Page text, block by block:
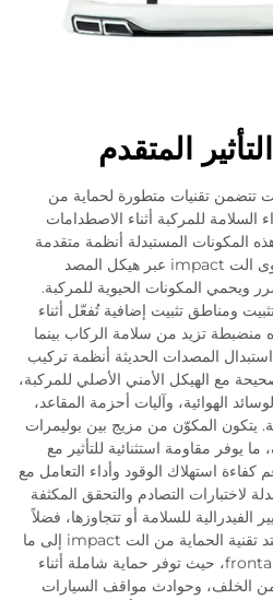
المتقدم
تتضمن تقنيات متطورة لحماية من
السلامة للمركبة أثناء الاصطدامات
المكونات المستبدلة أنظمة متقدمة
لامتصاص الطاقة، تقوم بتوزيع قوى الت impact عبر هيكل المصد
ويحمي المكونات الحيوية للمركبة.
ومناطق تثبيت إضافية تُفعّل أثناء
منضبطة تزيد من سلامة الركاب بينما
المصدات الحديثة أنظمة تركيب
مع الهيكل الأمني الأصلي للمركبة،
الهوائية، وآليات أحزمة المقاعد،
يتكون المكوّن من مزيج بين بوليمرات
ما يوفر مقاومة استثنائية للتأثير مع
استهلاك الوقود وأداء التعامل مع
لاختبارات التصادم والتحقق المكثفة
الفيدرالية للسلامة أو تتجاوزها، فضلاً
عن متطلبات صناعة التضمين. تمتد تقنية الحماية من الت impact إلى ما
بعد سيناريوهات الت frontal collision، حيث توفر حماية شاملة أثناء
من الخلف، وحوادث مواقف السيارات